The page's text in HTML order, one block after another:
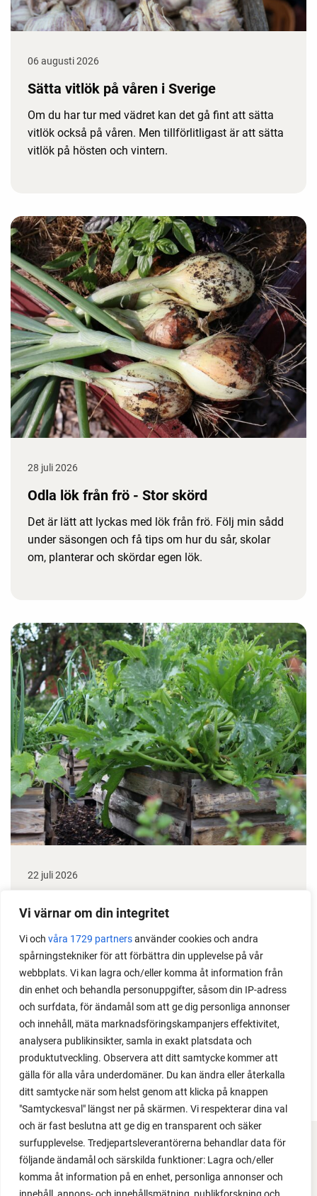
Vi värnar om din integritet
Vi och våra 1729 partnersanvänder cookies och andra
spårningstekniker för att förbättra din upplevelse på vår
webbplats. Vi kan lagra och/eller komma åt information från
din enhet och behandla personuppgifter, såsom din IP-adress
och surfdata, för ändamål som att ge dig personliga annonser
och innehåll, mäta marknadsföringskampanjers effektivitet,
analysera publikinsikter, samla in exakt platsdata och
produktutveckling. Observera att ditt samtycke kommer att
gälla för alla våra underdomäner. Du kan ändra eller återkalla
ditt samtycke när som helst genom att klicka på knappen
"Samtyckesval" längst ner på skärmen. Vi respekterar dina val
och är fast beslutna att ge dig en transparent och säker
surfupplevelse. Tredjepartsleverantörerna behandlar data för
följande ändamål och särskilda funktioner: Lagra och/eller
komma åt information på en enhet, personliga annonser och
06 augusti 2026
Sätta vitlök på våren i Sverige
Om du har tur med vädret kan det gå fint att sätta
vitlök också på våren. Men tillförlitligast är att sätta
vitlök på hösten och vintern.
28 juli 2026
Odla lök från frö - Stor skörd
Det är lätt att lyckas med lök från frö. Följ min sådd
under säsongen och få tips om hur du sår, skolar
om, planterar och skördar egen lök.
22 juli 2026
växter i en pallkrage tillsammans med andra växter.
Perfekt om du vill odla mycket i på liten yta.
FACEBOOK
YOUTUBE